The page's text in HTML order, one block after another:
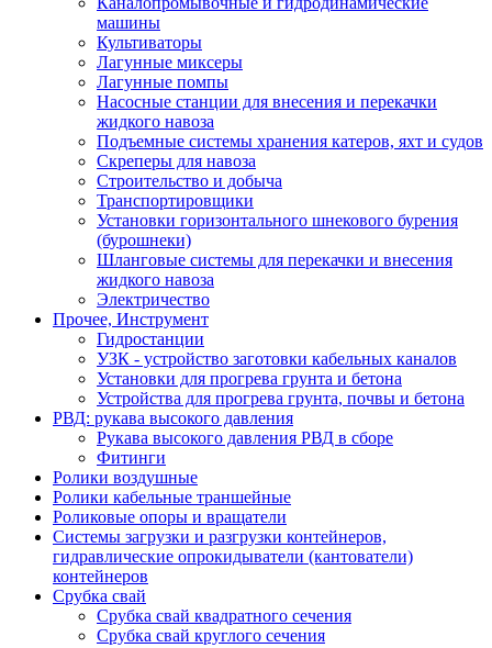
машины
Культиваторы
Лагунные миксеры
Лагунные помпы
Насосные станции для внесения и перекачки
жидкого навоза
Подъемные системы хранения катеров, яхт и судов
Скреперы для навоза
Строительство и добыча
Транспортировщики
Установки горизонтального шнекового бурения
(бурошнеки)
Шланговые системы для перекачки и внесения
жидкого навоза
Электричество
Прочее, Инструмент
Гидростанции
УЗК - устройство заготовки кабельных каналов
Установки для прогрева грунта и бетона
Устройства для прогрева грунта, почвы и бетона
РВД: рукава высокого давления
Рукава высокого давления РВД в сборе
Фитинги
Ролики воздушные
Ролики кабельные траншейные
Роликовые опоры и вращатели
Системы загрузки и разгрузки контейнеров,
гидравлические опрокидыватели (кантователи)
контейнеров
Срубка свай
Срубка свай квадратного сечения
Срубка свай круглого сечения